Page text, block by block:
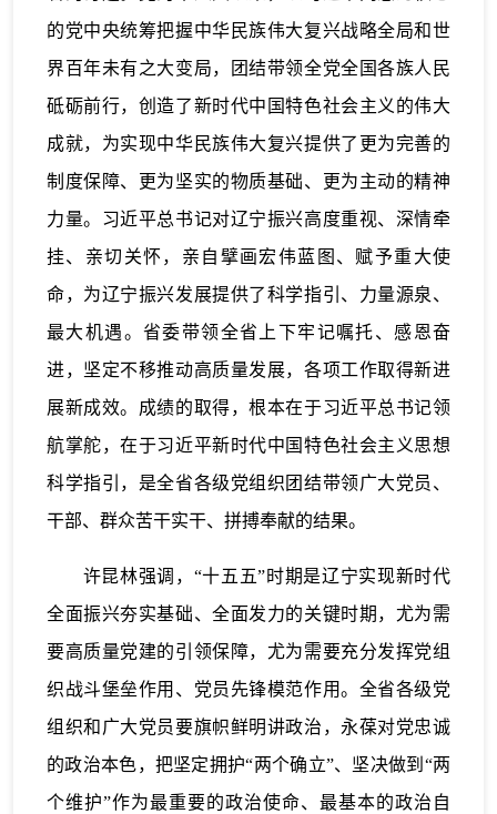
的党中央统筹把握中华民族伟大复兴战略全局和世
界百年未有之大变局，团结带领全党全国各族人民
砥砺前行，创造了新时代中国特色社会主义的伟大
成就，为实现中华民族伟大复兴提供了更为完善的
制度保障、更为坚实的物质基础、更为主动的精神
力量。习近平总书记对辽宁振兴高度重视、深情牵
挂、亲切关怀，亲自擘画宏伟蓝图、赋予重大使
命，为辽宁振兴发展提供了科学指引、力量源泉、
最大机遇。省委带领全省上下牢记嘱托、感恩奋
进，坚定不移推动高质量发展，各项工作取得新进
展新成效。成绩的取得，根本在于习近平总书记领
航掌舵，在于习近平新时代中国特色社会主义思想
科学指引，是全省各级党组织团结带领广大党员、
干部、群众苦干实干、拼搏奉献的结果。
许昆林强调，“十五五”时期是辽宁实现新时代
全面振兴夯实基础、全面发力的关键时期，尤为需
要高质量党建的引领保障，尤为需要充分发挥党组
织战斗堡垒作用、党员先锋模范作用。全省各级党
组织和广大党员要旗帜鲜明讲政治，永葆对党忠诚
的政治本色，把坚定拥护“两个确立”、坚决做到“两
个维护”作为最重要的政治使命、最基本的政治自